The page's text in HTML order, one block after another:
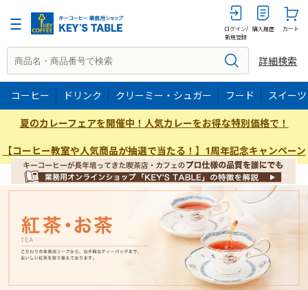
ログイン/
新規登録
購入履歴 カート
詳細検索
コーヒー ドリンク クリーミー・シュガー フード スイーツ
夏のカレーフェアを開催中！人気カレーをお得な特別価格で！
【コーヒー教室や人気商品が抽選で当たる！】1周年記念キャンペーン